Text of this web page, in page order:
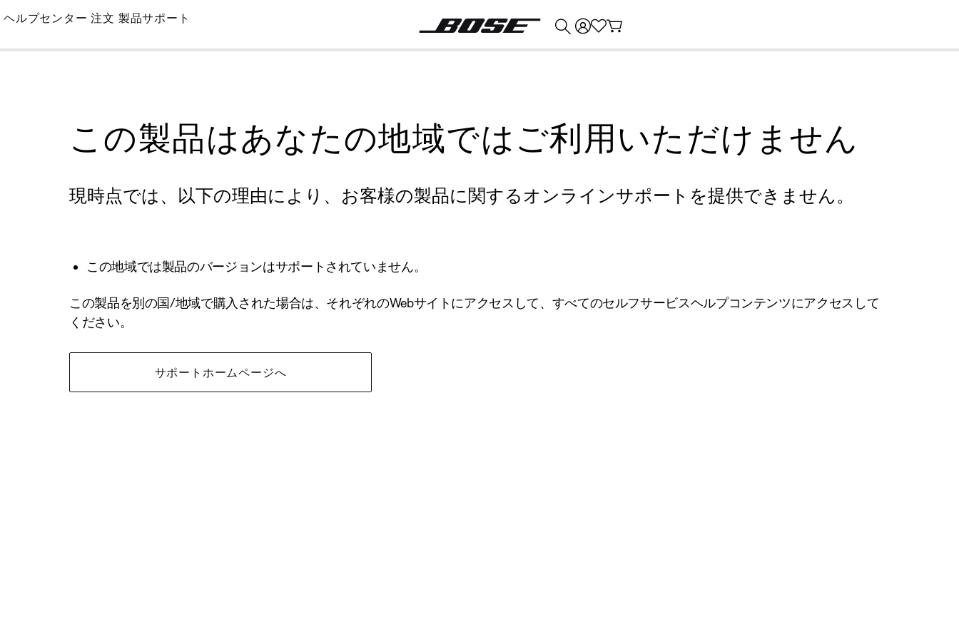
Skip
Main
ヘルプセンター 注文 製品サポート
この製品はあなたの地域ではご利用いただけません
現時点では、以下の理由により、お客様の製品に関するオンラインサポートを提供できません。
この地域では製品のバージョンはサポートされていません。
この製品を別の国/地域で購入された場合は、それぞれのWebサイトにアクセスして、すべてのセルフサービスヘルプコンテンツにアクセスして
ください。
サポートホームページへ